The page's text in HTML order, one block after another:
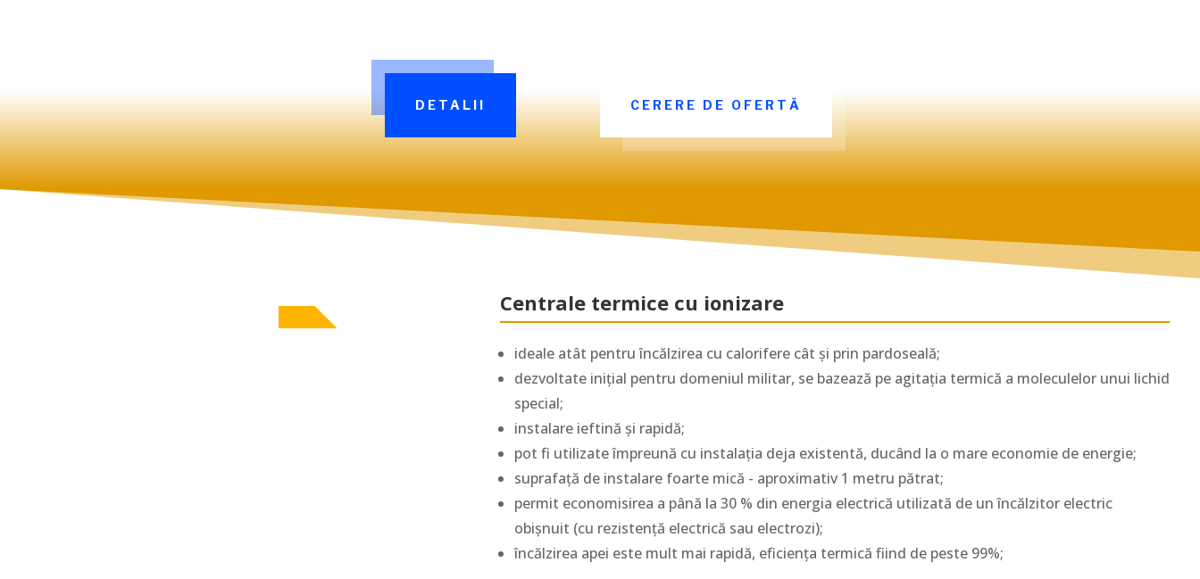
DETALII CERERE DE OFERTĂ
Centrale termice cu ionizare
ideale atât pentru încălzirea cu calorifere cât și prin pardoseală;
dezvoltate inițial pentru domeniul militar, se bazează pe agitația termică a moleculelor unui lichid
special;
instalare ieftină și rapidă;
pot fi utilizate împreună cu instalația deja existentă, ducând la o mare economie de energie;
suprafață de instalare foarte mică - aproximativ 1 metru pătrat;
permit economisirea a până la 30 % din energia electrică utilizată de un încălzitor electric
obișnuit (cu rezistență electrică sau electrozi);
încălzirea apei este mult mai rapidă, eficiența termică fiind de peste 99%;